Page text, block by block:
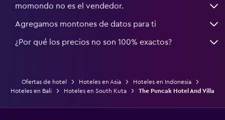
momondo no es el vendedor.
Agregamos montones de datos para ti
¿Por qué los precios no son 100% exactos?
Ofertas de hotel Hoteles en Asia
Hoteles en Indonesia
Hoteles en Bali
Hoteles en South Kuta The Puncak Hotel And Villa